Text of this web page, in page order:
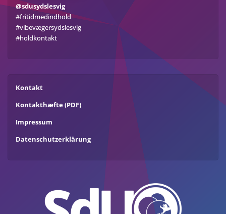
@sdusydslesvig
#fritidmedindhold
#vibevægersydslesvig
#holdkontakt
Kontakt
Kontakthæfte (PDF)
Impressum
Datenschutzerklärung